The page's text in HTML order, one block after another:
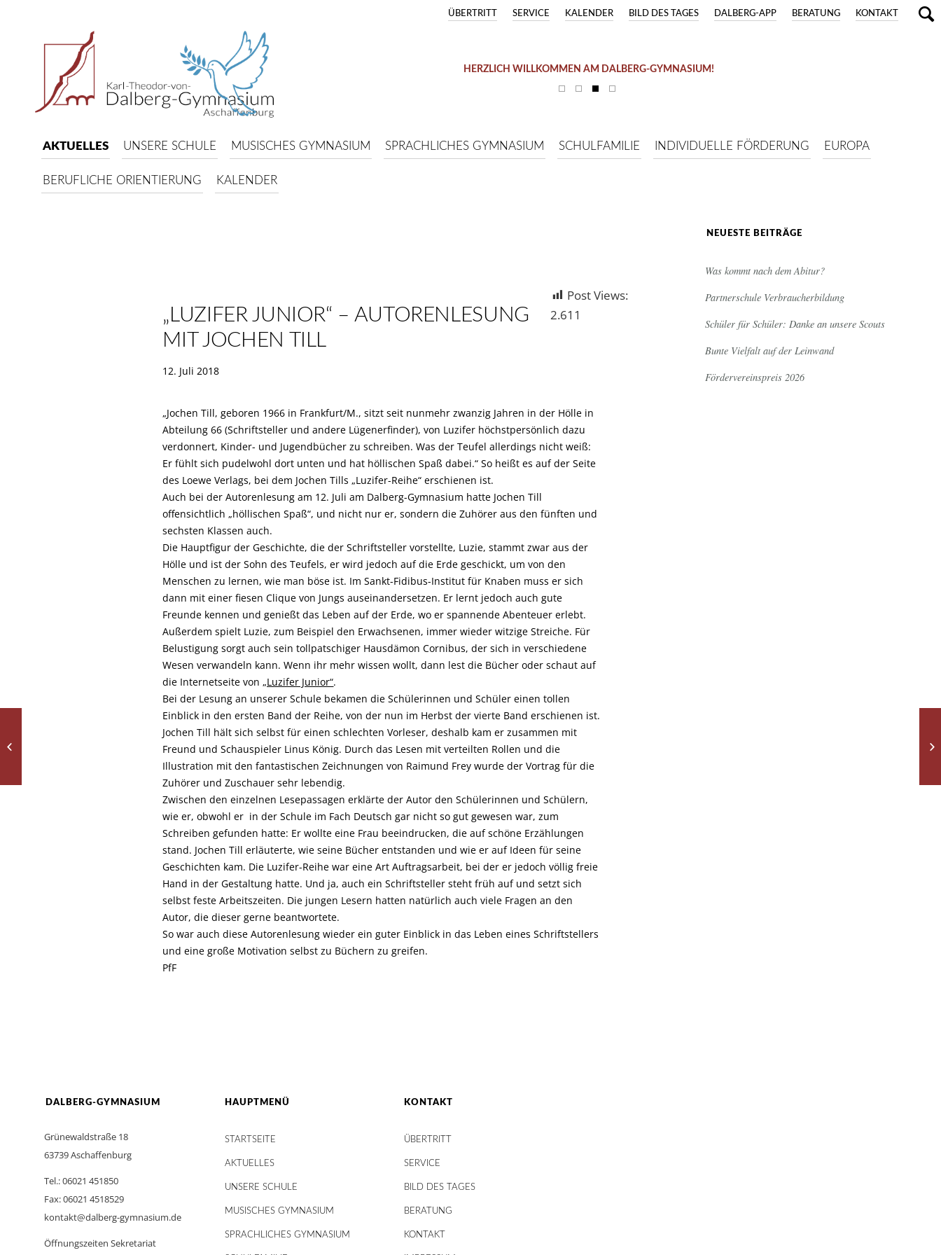
KONTAKT
BERATUNG
DALBERG-APP
BILD DES TAGES
KALENDER
SERVICE
ÜBERTRITT
HERZLICH WILLKOMMEN AM DALBERG-GYMNASIUM!
AKTUELLES UNSERE SCHULE MUSISCHES GYMNASIUM SPRACHLICHES GYMNASIUM SCHULFAMILIE INDIVIDUELLE FÖRDERUNG EUROPA
BERUFLICHE ORIENTIERUNG KALENDER
„LUZIFER JUNIOR“ – AUTORENLESUNG
MIT JOCHEN TILL
12. Juli 2018
„Jochen Till, geboren 1966 in Frankfurt/M., sitzt seit nunmehr zwanzig Jahren in der Hölle in
Abteilung 66 (Schriftsteller und andere Lügenerfinder), von Luzifer höchstpersönlich dazu
verdonnert, Kinder- und Jugendbücher zu schreiben. Was der Teufel allerdings nicht weiß:
Er fühlt sich pudelwohl dort unten und hat höllischen Spaß dabei.“ So heißt es auf der Seite
des Loewe Verlags, bei dem Jochen Tills „Luzifer-Reihe“ erschienen ist.
Auch bei der Autorenlesung am 12. Juli am Dalberg-Gymnasium hatte Jochen Till
offensichtlich „höllischen Spaß“, und nicht nur er, sondern die Zuhörer aus den fünften und
sechsten Klassen auch.
Die Hauptfigur der Geschichte, die der Schriftsteller vorstellte, Luzie, stammt zwar aus der
Hölle und ist der Sohn des Teufels, er wird jedoch auf die Erde geschickt, um von den
Menschen zu lernen, wie man böse ist. Im Sankt-Fidibus-Institut für Knaben muss er sich
dann mit einer fiesen Clique von Jungs auseinandersetzen. Er lernt jedoch auch gute
Freunde kennen und genießt das Leben auf der Erde, wo er spannende Abenteuer erlebt.
Außerdem spielt Luzie, zum Beispiel den Erwachsenen, immer wieder witzige Streiche. Für
Belustigung sorgt auch sein tollpatschiger Hausdämon Cornibus, der sich in verschiedene
Wesen verwandeln kann. Wenn ihr mehr wissen wollt, dann lest die Bücher oder schaut auf
die Internetseite von „Luzifer Junior“.
Bei der Lesung an unserer Schule bekamen die Schülerinnen und Schüler einen tollen
Einblick in den ersten Band der Reihe, von der nun im Herbst der vierte Band erschienen ist.
Jochen Till hält sich selbst für einen schlechten Vorleser, deshalb kam er zusammen mit
Freund und Schauspieler Linus König. Durch das Lesen mit verteilten Rollen und die
Illustration mit den fantastischen Zeichnungen von Raimund Frey wurde der Vortrag für die
Zuhörer und Zuschauer sehr lebendig.
Zwischen den einzelnen Lesepassagen erklärte der Autor den Schülerinnen und Schülern,
wie er, obwohl er in der Schule im Fach Deutsch gar nicht so gut gewesen war, zum
Schreiben gefunden hatte: Er wollte eine Frau beeindrucken, die auf schöne Erzählungen
stand. Jochen Till erläuterte, wie seine Bücher entstanden und wie er auf Ideen für seine
Geschichten kam. Die Luzifer-Reihe war eine Art Auftragsarbeit, bei der er jedoch völlig freie
Hand in der Gestaltung hatte. Und ja, auch ein Schriftsteller steht früh auf und setzt sich
selbst feste Arbeitszeiten. Die jungen Lesern hatten natürlich auch viele Fragen an den
Autor, die dieser gerne beantwortete.
So war auch diese Autorenlesung wieder ein guter Einblick in das Leben eines Schriftstellers
und eine große Motivation selbst zu Büchern zu greifen.
PfF
Post Views:
2.611
NEUESTE BEITRÄGE
Was kommt nach dem Abitur?
Partnerschule Verbraucherbildung
Schüler für Schüler: Danke an unsere Scouts
Bunte Vielfalt auf der Leinwand
Fördervereinspreis 2026
DALBERG-GYMNASIUM
Grünewaldstraße 18
63739 Aschaffenburg
Tel.: 06021 451850
Fax: 06021 4518529
kontakt@dalberg-gymnasium.de
Öffnungszeiten Sekretariat
HAUPTMENÜ
STARTSEITE
AKTUELLES
UNSERE SCHULE
MUSISCHES GYMNASIUM
SPRACHLICHES GYMNASIUM
KONTAKT
ÜBERTRITT
SERVICE
BILD DES TAGES
BERATUNG
KONTAKT